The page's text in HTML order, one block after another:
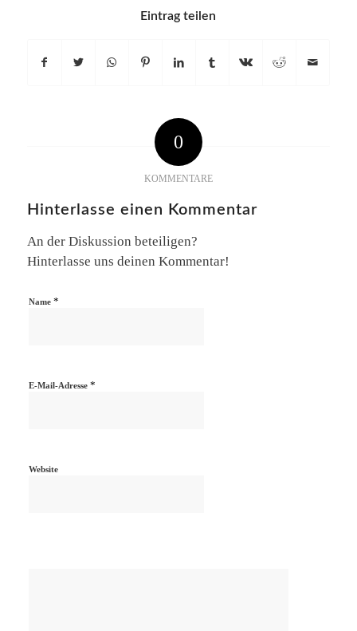
Eintrag teilen
0
KOMMENTARE
Hinterlasse einen Kommentar
An der Diskussion beteiligen?
Hinterlasse uns deinen Kommentar!
Name *
E-Mail-Adresse *
Website